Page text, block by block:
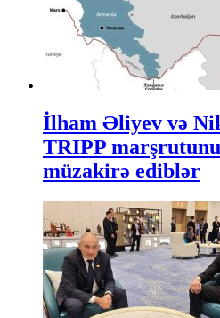
İlham Əliyev və
TRIPP
müzakirə ediblər